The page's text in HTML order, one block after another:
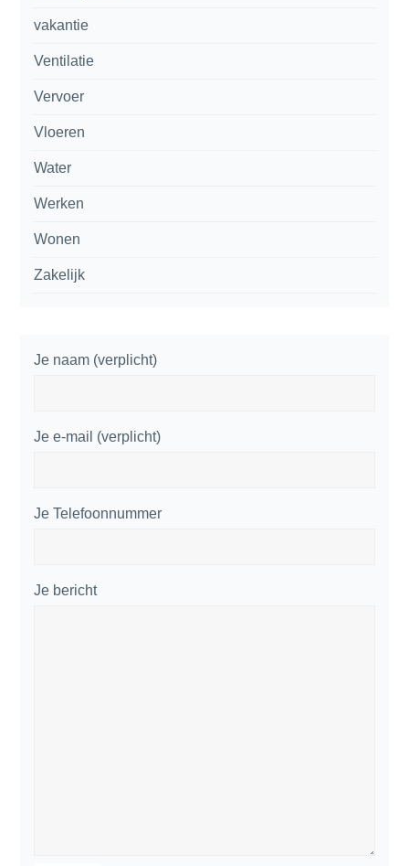
vakantie
Ventilatie
Vervoer
Vloeren
Water
Werken
Wonen
Zakelijk
Je naam (verplicht)
Je e-mail (verplicht)
Je Telefoonnummer
Je bericht